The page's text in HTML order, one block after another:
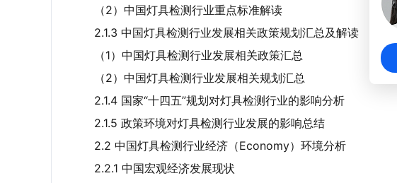
（2）中国灯具检测行业重点标准解读
2.1.3 中国灯具检测行业发展相关政策规划汇总及解读
（1）中国灯具检测行业发展相关政策汇总
（2）中国灯具检测行业发展相关规划汇总
2.1.4 国家“十四五”规划对灯具检测行业的影响分析
2.1.5 政策环境对灯具检测行业发展的影响总结
2.2 中国灯具检测行业经济（Economy）环境分析
2.2.1 中国宏观经济发展现状